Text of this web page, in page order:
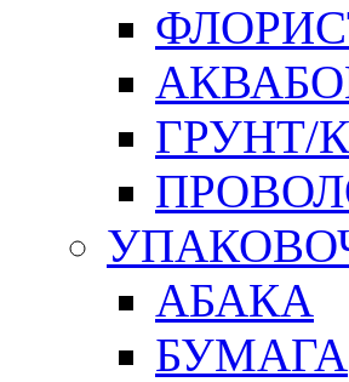
ГРУНТ/
АБАКА
БУМАГА